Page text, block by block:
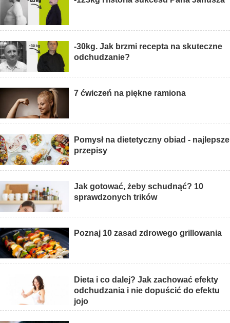
-30kg. Jak brzmi recepta na skuteczne
odchudzanie?
7 ćwiczeń na piękne ramiona
Pomysł na dietetyczny obiad - najlepsze
przepisy
Jak gotować, żeby schudnąć? 10
sprawdzonych trików
Poznaj 10 zasad zdrowego grillowania
Dieta i co dalej? Jak zachować efekty
odchudzania i nie dopuścić do efektu
jojo